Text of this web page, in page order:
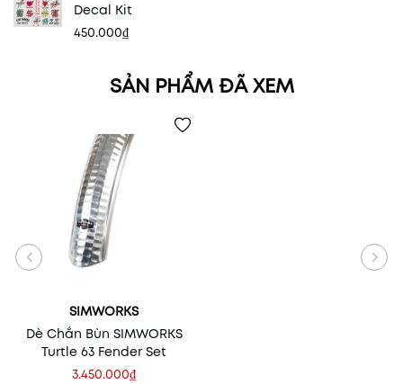
Decal Kit
450.000₫
SẢN PHẨM ĐÃ XEM
SIMWORKS
Dè Chắn Bùn SIMWORKS
Turtle 63 Fender Set
3.450.000₫